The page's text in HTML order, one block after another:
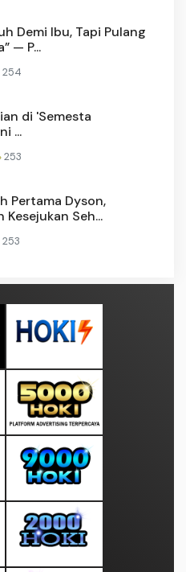
Demi Ibu, Tapi Pulang
— P...
254
di 'Semesta
...
253
Pertama Dyson,
Seh...
253